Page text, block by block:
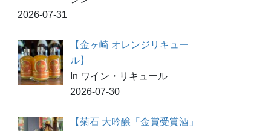
2026-07-31
【金ヶ崎 オレンジリキュー
ル】
In ワイン・リキュール
2026-07-30
【菊石 大吟醸「金賞受賞酒」